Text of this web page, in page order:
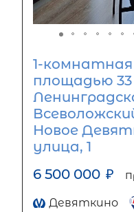
1-
площадью
Новое
улица, 1
6 500 000 ₽
Девяткино